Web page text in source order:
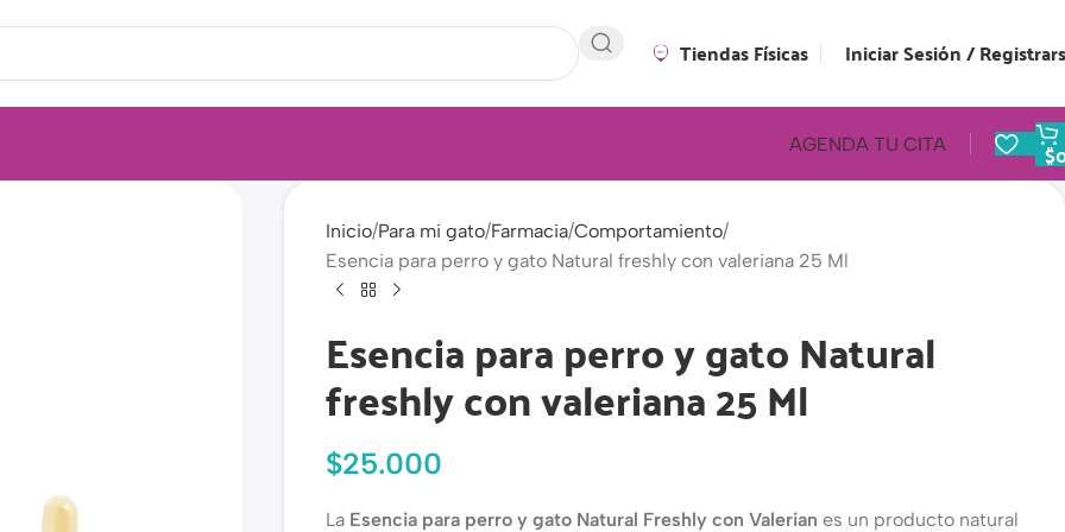
Tiendas Físicas Iniciar Sesión /
AGENDA TU CITA $
Inicio Para mi gato Farmacia Comportamiento
Esencia para perro y gato Natural freshly con valeriana 25 Ml
Esencia para perro y gato Natural
freshly con valeriana 25 Ml
$25.000
La Esencia para perro y gato Natural Freshly con Valerian es un producto natural